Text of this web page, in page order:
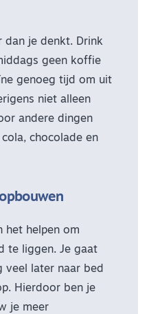
dan je denkt. Drink
geen koffie
genoeg tijd om uit
niet alleen
andere dingen
chocolade en
het helpen om
te liggen. Je gaat
veel later naar bed
Hierdoor ben je
je meer